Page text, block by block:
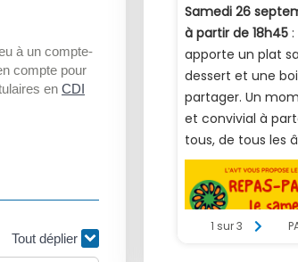
à un compte-
compte pour
en CDI
Tout déplier